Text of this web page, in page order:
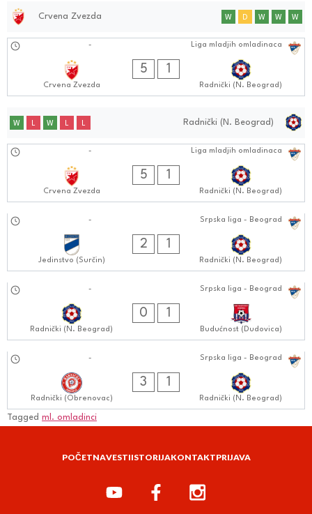
Crvena Zvezda W D W W W
Liga mladjih omladinaca
-
Crvena Zvezda
5 1
Radnički (N. Beograd)
Radnički (N. Beograd)
W L W L L
Liga mladjih omladinaca
-
Crvena Zvezda
5 1
Radnički (N. Beograd)
Srpska liga - Beograd
-
Jedinstvo (Surčin)
2 1
Radnički (N. Beograd)
Srpska liga - Beograd
-
Radnički (N. Beograd)
0 1
Budućnost (Dudovica)
Srpska liga - Beograd
-
Radnički (Obrenovac)
3 1
Radnički (N. Beograd)
Tagged ml. omladinci
POČETNAVESTIISTORIJAKONTAKTPRIJAVA